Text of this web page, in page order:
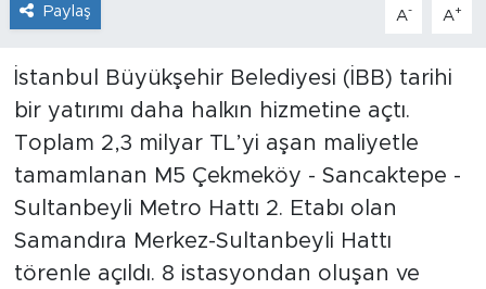
Paylaş A- A+
İstanbul Büyükşehir Belediyesi (İBB) tarihi
bir yatırımı daha halkın hizmetine açtı.
Toplam 2,3 milyar TL’yi aşan maliyetle
tamamlanan M5 Çekmeköy - Sancaktepe -
Sultanbeyli Metro Hattı 2. Etabı olan
Samandıra Merkez-Sultanbeyli Hattı
törenle açıldı. 8 istasyondan oluşan ve